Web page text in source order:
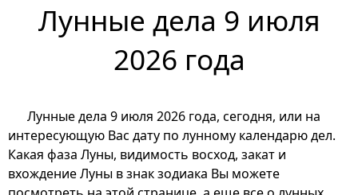
Лунные дела 9 июля
2026 года
Лунные дела 9 июля 2026 года, сегодня, или на
интересующую Вас дату по лунному календарю дел.
Какая фаза Луны, видимость восход, закат и
вхождение Луны в знак зодиака Вы можете